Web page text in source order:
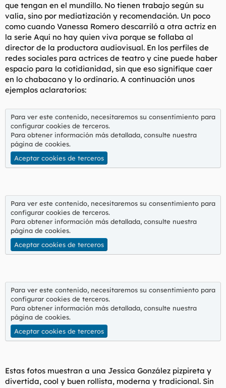
que tengan en el mundillo. No tienen trabajo según su
valía, sino por mediatización y recomendación. Un poco
como cuando Vanessa Romero descarriló a otra actriz en
la serie Aquí no hay quien viva porque se follaba al
director de la productora audiovisual. En los perfiles de
redes sociales para actrices de teatro y cine puede haber
espacio para la cotidianidad, sin que eso signifique caer
en lo chabacano y lo ordinario. A continuación unos
ejemplos aclaratorios:
Para ver este contenido, necesitaremos su consentimiento para
configurar cookies de terceros.
Para obtener información más detallada, consulte nuestra
página de cookies.
Aceptar cookies de terceros
Para ver este contenido, necesitaremos su consentimiento para
configurar cookies de terceros.
Para obtener información más detallada, consulte nuestra
página de cookies.
Aceptar cookies de terceros
Para ver este contenido, necesitaremos su consentimiento para
configurar cookies de terceros.
Para obtener información más detallada, consulte nuestra
página de cookies.
Aceptar cookies de terceros
Estas fotos muestran a una Jessica González pizpireta y
divertida, cool y buen rollista, moderna y tradicional. Sin